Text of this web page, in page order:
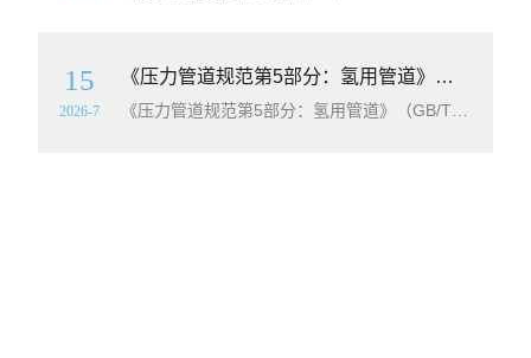
15
2026-7
《压力管道规范第5部分：氢用管道》（GB/T20801.5-2025）【全文附高清无水印PDF+Word版下载】